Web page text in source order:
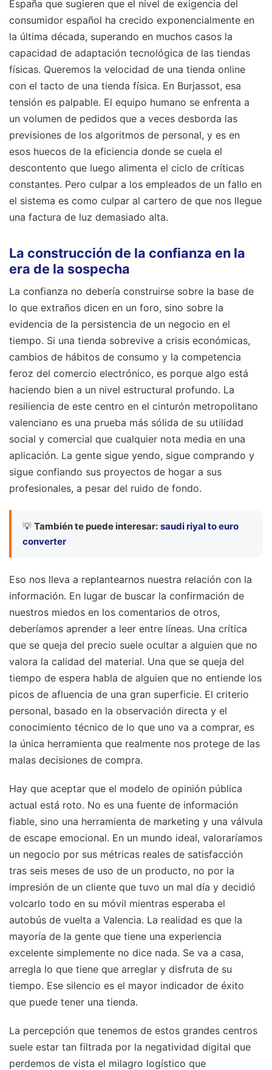
España que sugieren que el nivel de exigencia del
consumidor español ha crecido exponencialmente en
la última década, superando en muchos casos la
capacidad de adaptación tecnológica de las tiendas
físicas. Queremos la velocidad de una tienda online
con el tacto de una tienda física. En Burjassot, esa
tensión es palpable. El equipo humano se enfrenta a
un volumen de pedidos que a veces desborda las
previsiones de los algoritmos de personal, y es en
esos huecos de la eficiencia donde se cuela el
descontento que luego alimenta el ciclo de críticas
constantes. Pero culpar a los empleados de un fallo en
el sistema es como culpar al cartero de que nos llegue
una factura de luz demasiado alta.
La construcción de la confianza en la
era de la sospecha
La confianza no debería construirse sobre la base de
lo que extraños dicen en un foro, sino sobre la
evidencia de la persistencia de un negocio en el
tiempo. Si una tienda sobrevive a crisis económicas,
cambios de hábitos de consumo y la competencia
feroz del comercio electrónico, es porque algo está
haciendo bien a un nivel estructural profundo. La
resiliencia de este centro en el cinturón metropolitano
valenciano es una prueba más sólida de su utilidad
social y comercial que cualquier nota media en una
aplicación. La gente sigue yendo, sigue comprando y
sigue confiando sus proyectos de hogar a sus
profesionales, a pesar del ruido de fondo.
💡 También te puede interesar: saudi riyal to euro
converter
Eso nos lleva a replantearnos nuestra relación con la
información. En lugar de buscar la confirmación de
nuestros miedos en los comentarios de otros,
deberíamos aprender a leer entre líneas. Una crítica
que se queja del precio suele ocultar a alguien que no
valora la calidad del material. Una que se queja del
tiempo de espera habla de alguien que no entiende los
picos de afluencia de una gran superficie. El criterio
personal, basado en la observación directa y el
conocimiento técnico de lo que uno va a comprar, es
la única herramienta que realmente nos protege de las
malas decisiones de compra.
Hay que aceptar que el modelo de opinión pública
actual está roto. No es una fuente de información
fiable, sino una herramienta de marketing y una válvula
de escape emocional. En un mundo ideal, valoraríamos
un negocio por sus métricas reales de satisfacción
tras seis meses de uso de un producto, no por la
impresión de un cliente que tuvo un mal día y decidió
volcarlo todo en su móvil mientras esperaba el
autobús de vuelta a Valencia. La realidad es que la
mayoría de la gente que tiene una experiencia
excelente simplemente no dice nada. Se va a casa,
arregla lo que tiene que arreglar y disfruta de su
tiempo. Ese silencio es el mayor indicador de éxito
que puede tener una tienda.
La percepción que tenemos de estos grandes centros
suele estar tan filtrada por la negatividad digital que
perdemos de vista el milagro logístico que